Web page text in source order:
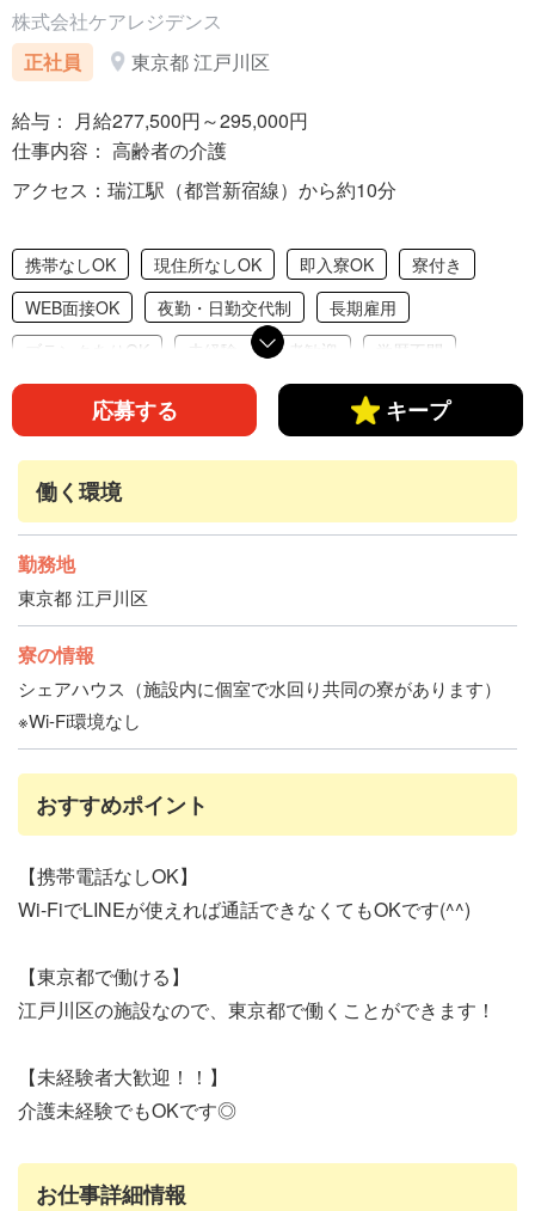
正社員 東京都 江戸川区
株式会社ケアレジデンス
給与： 月給277,500円～295,000円
仕事内容： 高齢者の介護
アクセス：瑞江駅（都営新宿線）から約10分
携帯なしOK 現住所なしOK 即入寮OK
寮付き
WEB面接OK
夜勤・日勤交代制
長期雇用
ブランクありOK
未経験・初心者歓迎
学歴不問
職場見学応募OK
昇給あり
家賃補助あり
家具家電完備
駅から徒歩10分以内
寮から徒歩10分以内
社会保険完備
社員登用あり
応募する キープ
働く環境
勤務地
東京都 江戸川区
寮の情報
シェアハウス（施設内に個室で水回り共同の寮があります）
※Wi-Fi環境なし
おすすめポイント
【携帯電話なしOK】
Wi-FiでLINEが使えれば通話できなくてもOKです(^^)
【東京都で働ける】
江戸川区の施設なので、東京都で働くことができます！
【未経験者大歓迎！！】
介護未経験でもOKです◎
お仕事詳細情報